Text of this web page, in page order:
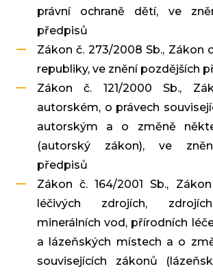
právní ochraně dětí, ve
předpisů
Zákon č. 273/2008 Sb., Zákon
republiky, ve znění pozdějších
Zákon č. 121/2000 Sb.,
autorském, o právech
autorským a o změně
(autorský zákon), ve
předpisů
Zákon č. 164/2001 Sb.,
léčivých zdrojích,
minerálních vod, přírodních
a lázeňských místech a o
souvisejících zákonů